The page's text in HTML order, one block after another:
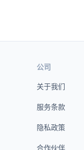
公司
关于我们
服务条款
隐私政策
合作伙伴